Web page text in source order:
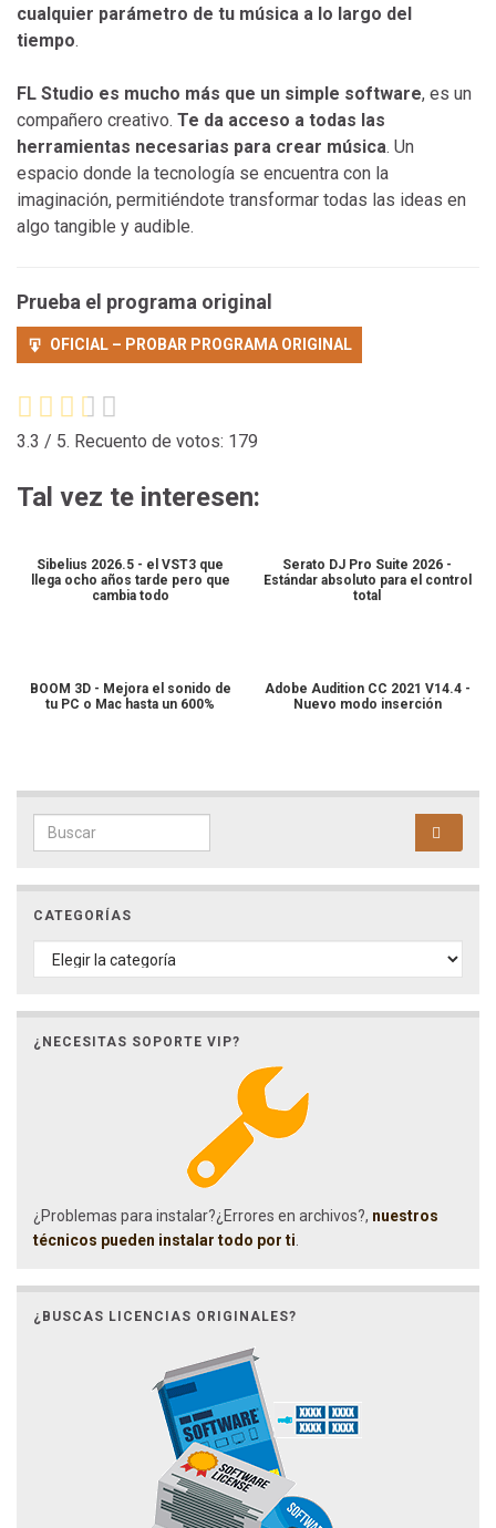
cualquier parámetro de tu música a lo largo del
tiempo.
FL Studio es mucho más que un simple software, es un
compañero creativo. Te da acceso a todas las
herramientas necesarias para crear música. Un
espacio donde la tecnología se encuentra con la
imaginación, permitiéndote transformar todas las ideas en
algo tangible y audible.
Prueba el programa original
OFICIAL – PROBAR PROGRAMA ORIGINAL
3.3 / 5. Recuento de votos: 179
Tal vez te interesen:
Sibelius 2026.5 - el VST3 que
llega ocho años tarde pero que
cambia todo
Serato DJ Pro Suite 2026 -
Estándar absoluto para el control
total
BOOM 3D - Mejora el sonido de
tu PC o Mac hasta un 600%
Adobe Audition CC 2021 V14.4 -
Nuevo modo inserción
Search for:
CATEGORÍAS
CATEGORÍAS
¿NECESITAS SOPORTE VIP?
¿Problemas para instalar?¿Errores en archivos?, nuestros
técnicos pueden instalar todo por ti.
¿BUSCAS LICENCIAS ORIGINALES?